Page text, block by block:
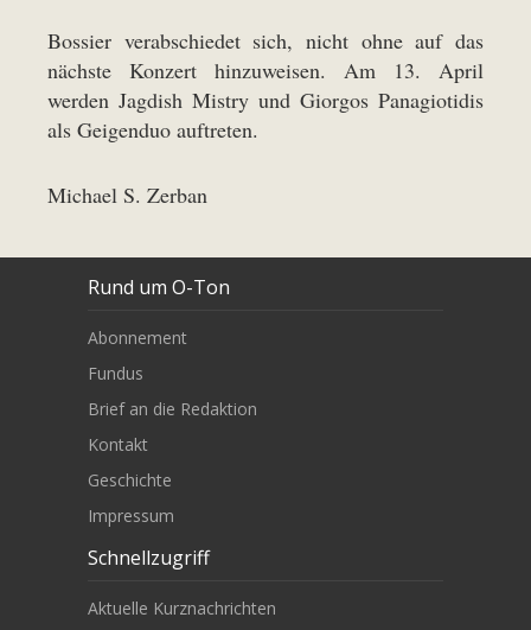
Bossier verabschiedet sich, nicht ohne auf das
nächste Konzert hinzuweisen. Am 13. April
werden Jagdish Mistry und Giorgos Panagiotidis
als Geigenduo auftreten.
Michael S. Zerban
Rund um O-Ton
Abonnement
Fundus
Brief an die Redaktion
Kontakt
Geschichte
Impressum
Schnellzugriff
Aktuelle Kurznachrichten